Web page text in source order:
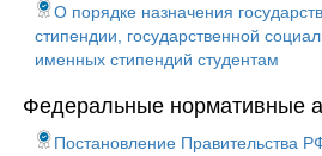
О порядке назначения
стипендии, государственной
именных стипендий студентам
Федеральные нормативные
Постановление Правительства